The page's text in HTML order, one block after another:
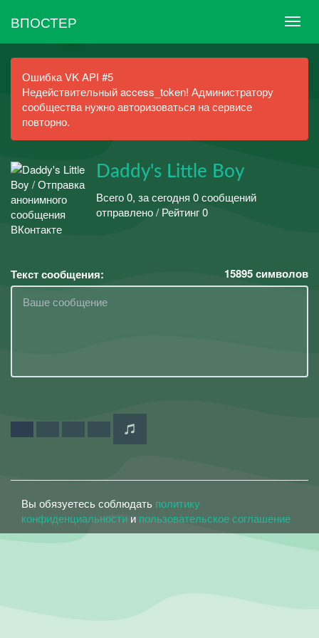
ВПОСТЕР
Ошибка VK API #5
Недействительный access_token! Администратору
сообщества нужно авторизоваться на сервисе
повторно.
Daddy's Little Boy
Всего 0, за сегодня 0 сообщений
отправлено / Рейтинг 0
Текст сообщения: 15895символов
Вы обязуетесь соблюдать политику
конфиденциальности и пользовательское соглашение